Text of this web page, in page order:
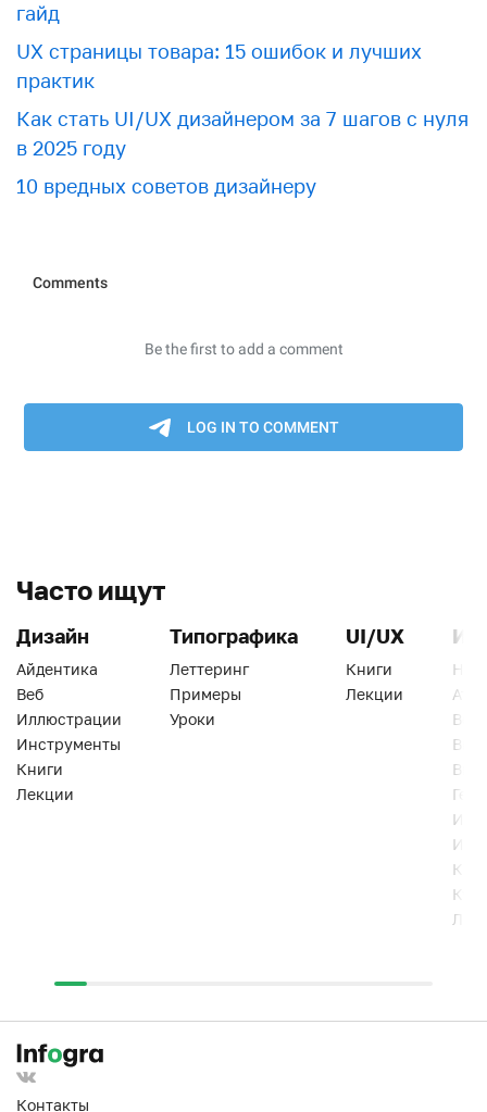
гайд
UX страницы товара: 15 ошибок и лучших
практик
Как стать UI/UX дизайнером за 7 шагов с нуля
в 2025 году
10 вредных советов дизайнеру
Часто ищут
Дизайн
Айдентика
Веб
Иллюстрации
Инструменты
Книги
Лекции
Типографика
Леттеринг
Примеры
Уроки
UI/UX
Книги
Лекции
Веб
Контакты